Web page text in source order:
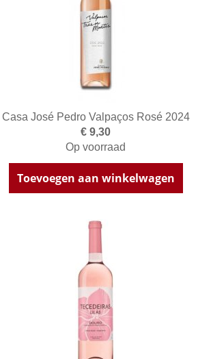
Casa José Pedro Valpaços Rosé 2024
€ 9,30
Op voorraad
Toevoegen aan winkelwagen